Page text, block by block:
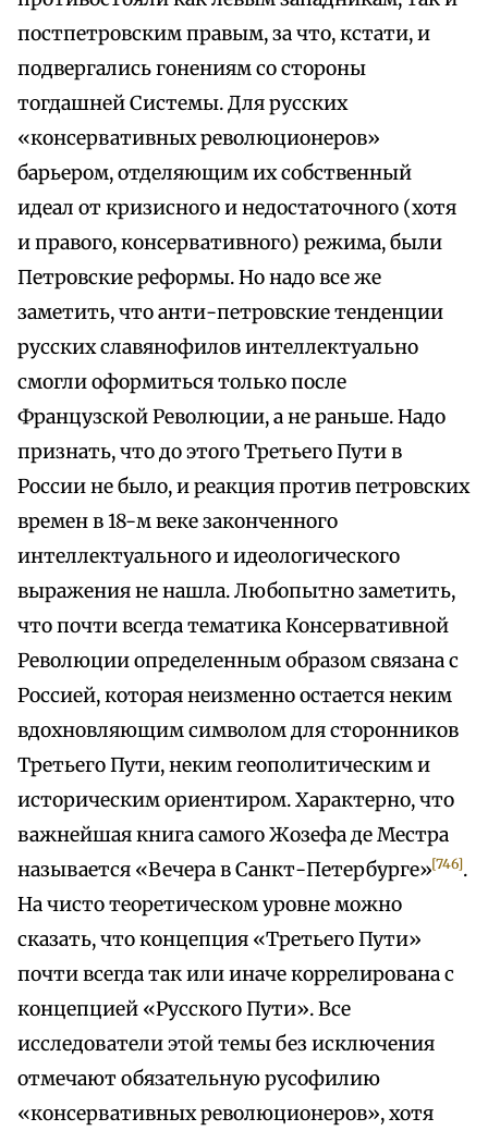
постпетровским правым, за что, кстати, и
подвергались гонениям со стороны
тогдашней Системы. Для русских
«консервативных революционеров»
барьером, отделяющим их собственный
идеал от кризисного и недостаточного (хотя
и правого, консервативного) режима, были
Петровские реформы. Но надо все же
заметить, что анти-петровские тенденции
русских славянофилов интеллектуально
смогли оформиться только после
Французской Революции, а не раньше. Надо
признать, что до этого Третьего Пути в
России не было, и реакция против петровских
времен в 18-м веке законченного
интеллектуального и идеологического
выражения не нашла. Любопытно заметить,
что почти всегда тематика Консервативной
Революции определенным образом связана с
Россией, которая неизменно остается неким
вдохновляющим символом для сторонников
Третьего Пути, неким геополитическим и
историческим ориентиром. Характерно, что
важнейшая книга самого Жозефа де Местра
называется «Вечера в Санкт-Петербурге»[746].
На чисто теоретическом уровне можно
сказать, что концепция «Третьего Пути»
почти всегда так или иначе коррелирована с
концепцией «Русского Пути». Все
исследователи этой темы без исключения
отмечают обязательную русофилию
«консервативных революционеров», хотя